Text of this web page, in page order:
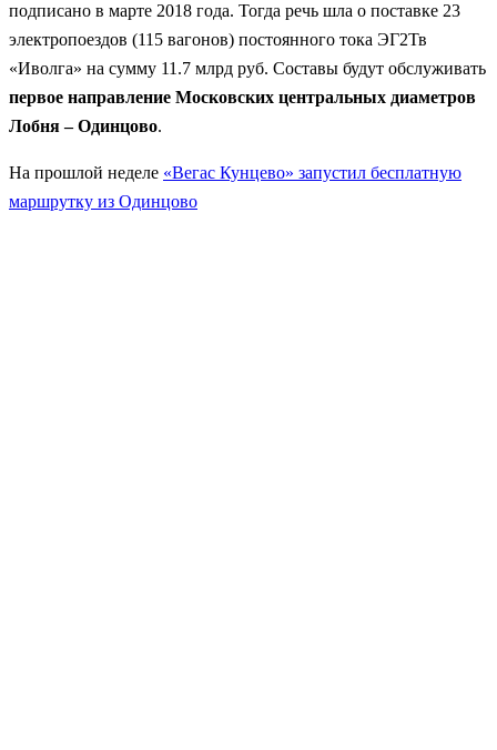
подписано в марте 2018 года. Тогда речь шла о поставке 23
электропоездов (115 вагонов) постоянного тока ЭГ2Тв
«Иволга» на сумму 11.7 млрд руб. Составы будут обслуживать
первое направление Московских центральных диаметров
Лобня – Одинцово.
На прошлой неделе «Вегас Кунцево» запустил бесплатную
маршрутку из Одинцово